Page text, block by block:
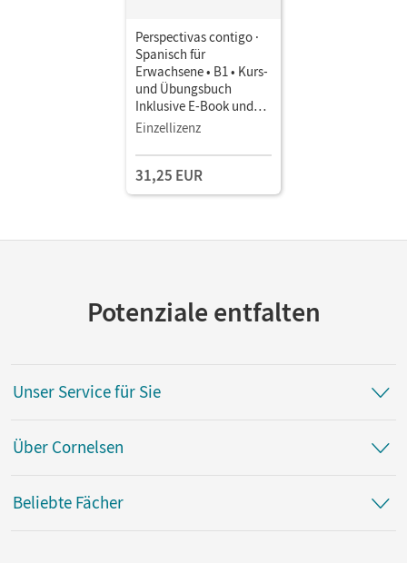
Perspectivas contigo ·
Spanisch für
Erwachsene • B1 • Kurs-
und Übungsbuch
Inklusive E-Book und
PagePlayer-App sowie
Einzellizenz
31,25 EUR
Potenziale entfalten
Unser Service für Sie
Über Cornelsen
Beliebte Fächer